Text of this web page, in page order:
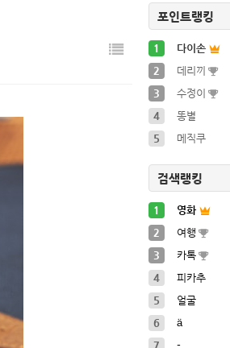
포인트랭킹
1 다이손
2
데리끼
3
수정이
4
똥별
5
메직쿠
검색랭킹
1
영화
2
여행
3
카톡
4
피카추
5
얼굴
6
ä
7
-